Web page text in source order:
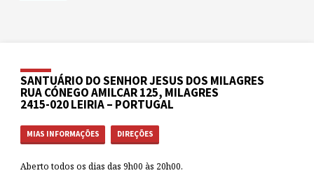
SANTUÁRIO DO SENHOR JESUS DOS MILAGRES
RUA CÓNEGO AMILCAR 125, MILAGRES
2415-020 LEIRIA – PORTUGAL
MIAS INFORMAÇÕES DIREÇÕES
Aberto todos os dias das 9h00 às 20h00.